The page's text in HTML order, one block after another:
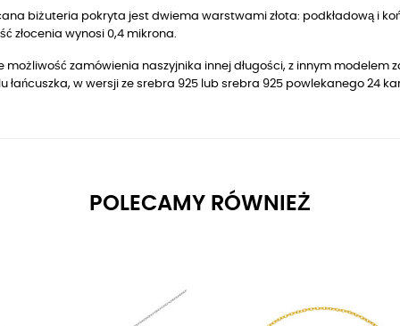
biżuteria pokryta jest dwiema warstwami złota: podkładową i
złocenia wynosi 0,4 mikrona.
możliwość zamówienia naszyjnika innej długości, z innym modelem
łańcuszka, w wersji ze srebra 925 lub srebra 925 powlekanego 24
POLECAMY RÓWNIEŻ